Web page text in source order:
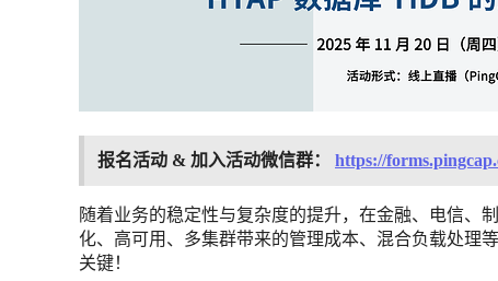
报名活动 & 加入活动微信群： https://
随着业务的稳定性与复杂度的提升，在金融、电信、
化、高可用、多集群带来的管理成本、混合负载处理
关键！